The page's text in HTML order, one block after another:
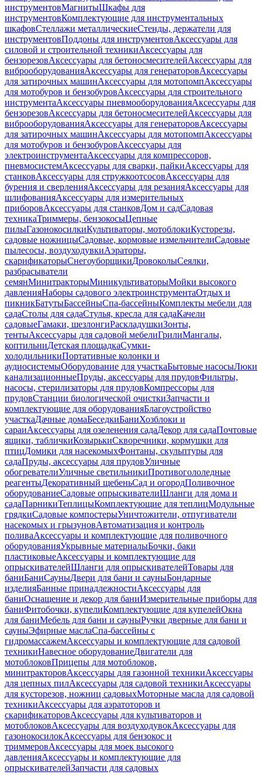
инструментовМагнитыШкафы для
инструментовКомплектующие для инструментальных
шкафовСтеллажи металлическиеСтенды, держатели для
инструментовПоддоны для инструментовАксессуары для
силовой и строительной техникиАксессуары для
бензорезовАксессуары для бетоносмесителейАксессуары для
виброоборудованияАксессуары для генераторовАксессуары
для затирочных машинАксессуары для мотопомпАксессуары
для мотобуров и бензобуровАксессуары для строительного
инструментаАксессуары пневмооборудованияАксессуары для
бензорезовАксессуары для бетоносмесителейАксессуары для
виброоборудованияАксессуары для генераторовАксессуары
для затирочных машинАксессуары для мотопомпАксессуары
для мотобуров и бензобуровАксессуары для
электроинструментаАксессуары для компрессоров,
пневмосистемАксессуары для сварки, пайкиАксессуары для
станковАксессуары для стружкоотсосовАксессуары для
бурения и сверленияАксессуары для резанияАксессуары для
шлифованияАксессуары для измерительных
приборовАксессуары для станковДом и садСадовая
техникаТриммеры, бензокосыЦепные
пилыГазонокосилкиКультиваторы, мотоблокиКусторезы,
садовые ножницыСадовые, кормовые измельчителиСадовые
пылесосы, воздуходувкиАэраторы,
скарификаторыСнегоуборщикиДровоколыСеялки,
разбрасыватели
семянМинитракторыМиникультиваторыМойки высокого
давленияНаборы садового электроинструментаОтдых и
пикникБатутыБассейныСпа-бассейныКомплекты мебели для
садаСтолы для садаСтулья, кресла для садаКачели
садовыеГамаки, шезлонгиРаскладушкиЗонты,
тентыАксессуары для садовой мебелиГрилиМангалы,
коптильниДетская площадкаСумки-
холодильникиПортативные колонки и
аудиосистемыОборудование для участкаБытовые насосыЛюки
канализационныеПруды, аксессуары для прудовФильтры,
насосы, стерилизаторы для прудовКомпрессоры для
прудовСтанции биологической очисткиЗапчасти и
комплектующие для оборудованияБлагоустройство
участкаДачные домаБеседкиБаниХозблоки и
сараиАксессуары для озеленения садаДекор для садаПочтовые
ящики, табличкиКозырькиСкворечники, кормушки для
птицДомики для насекомыхФонтаны, скульптуры для
садаПруды, аксессуары для прудовУличные
обогревателиУличные светильникиПротивогололедные
реагентыДекоративный щебеньСад и огородПоливочное
оборудованиеСадовые опрыскивателиШланги для дома и
садаПарникиТеплицыКомплектующие для теплицМодульные
грядкиСадовые компостерыУничтожители, отпугиватели
насекомых и грызуновАвтоматизация и контроль
поливаАксессуары и комплектующие для поливочного
оборудованияУкрывные материалыБочки, баки
пластиковыеАксессуары и комплектующие для
опрыскивателейШланги для опрыскивателейТовары для
баниБаниСауныДвери для бани и сауныБондарные
изделияБанные принадлежностиАксессуары для
баниОснащение и декор для баниИзмерительные приборы для
баниФитобочки, купелиКомплектующие для купелейОкна
для баниМебель для бани и сауныРучки дверные для бани и
сауныЭфирные маслаСпа-бассейны с
гидромассажемАксессуары и комплектующие для садовой
техникиНавесное оборудованиеДвигатели для
мотоблоковПрицепы для мотоблоков,
минитракторовАксессуары для газонной техникиАксессуары
для цепных пилАксессуары для садовой техникиАксессуары
для кусторезов, ножниц садовыхМоторные масла для садовой
техникиАксессуары для аэратоторов и
скарификаторовАксессуары для культиваторов и
мотоблоковАксессуары для воздуходувокАксессуары для
газонокосилокАксессуары для бензокос и
триммеровАксессуары для моек высокого
давленияАксессуары и комплектующие для
опрыскивателейЗапчасти для садовых